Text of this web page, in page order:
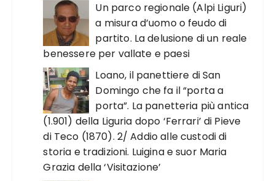
Un parco regionale (Alpi Liguri)
a misura d’uomo o feudo di
partito. La delusione di un reale
benessere per vallate e paesi
Loano, il panettiere di San
Domingo che fa il “porta a
porta”. La panetteria più antica
(1.901) della Liguria dopo ‘Ferrari’ di Pieve
di Teco (1870). 2/ Addio alle custodi di
storia e tradizioni. Luigina e suor Maria
Grazia della ‘Visitazione’